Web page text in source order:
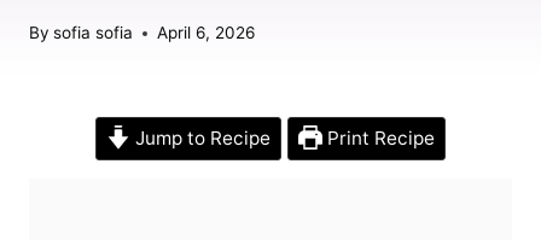
By sofia sofia April 6, 2026
Jump to Recipe Print Recipe